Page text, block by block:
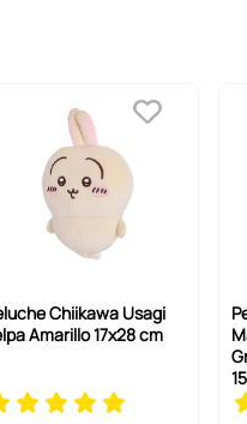
Chiikawa Usagi
Amarillo 17x28 cm